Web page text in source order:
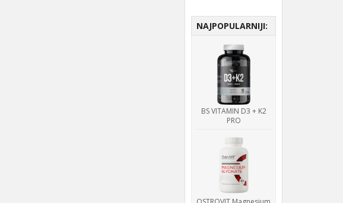
NAJPOPULARNIJI:
BS VITAMIN D3 + K2
PRO